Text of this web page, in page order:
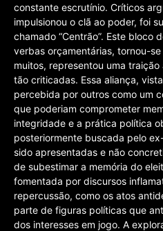
constante escrutínio. Críticos
impulsionou o clã ao poder, foi
chamado “Centrão”. Este
verbas orçamentárias, tornou-
muitos, representou uma
tão criticadas. Essa aliança,
percebida por outros como um
que poderiam comprometer
integridade e a prática política
posteriormente buscada pelo
sido apresentadas e não
de subestimar a memória do
fomentada por discursos
repercussão, como os atos
parte de figuras políticas que
dos interesses em jogo. A